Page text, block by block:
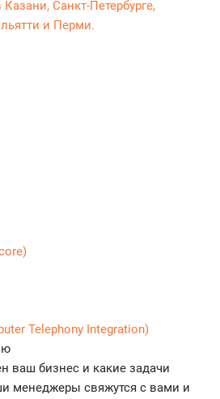
Санкт-Петербурге,
и Перми.
Telephony Integration)
ваш бизнес и какие задачи
менеджеры свяжутся с вами и